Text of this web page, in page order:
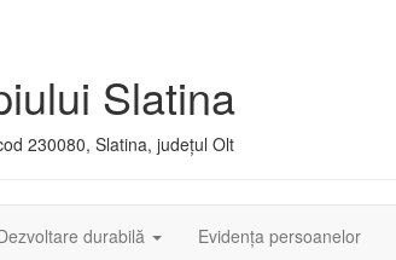
Slatina
230080, Slatina, județul Olt
durabilă Evidența persoanelor